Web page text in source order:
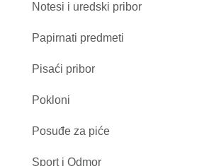
Notesi i uredski pribor
Papirnati predmeti
Pisaći pribor
Pokloni
Posuđe za piće
Sport i Odmor